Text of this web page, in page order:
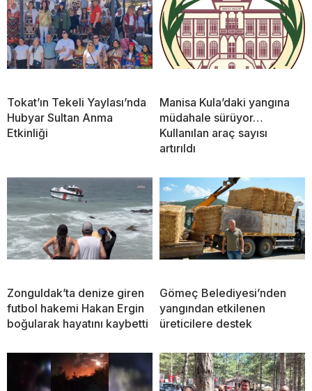
Tokat’ın Tekeli Yaylası’nda
Hubyar Sultan Anma
Etkinliği
Manisa Kula’daki yangına
müdahale sürüyor…
Kullanılan araç sayısı
artırıldı
Zonguldak’ta denize giren
futbol hakemi Hakan Ergin
boğularak hayatını kaybetti
Gömeç Belediyesi’nden
yangından etkilenen
üreticilere destek